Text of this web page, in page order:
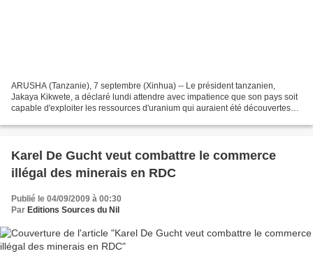
ARUSHA (Tanzanie), 7 septembre (Xinhua) -- Le président tanzanien,
Jakaya Kikwete, a déclaré lundi attendre avec impatience que son pays soit
capable d'exploiter les ressources d'uranium qui auraient été découvertes
Karel De Gucht veut combattre le commerce
illégal des minerais en RDC
Publié le 04/09/2009 à 00:30
Par Editions Sources du Nil